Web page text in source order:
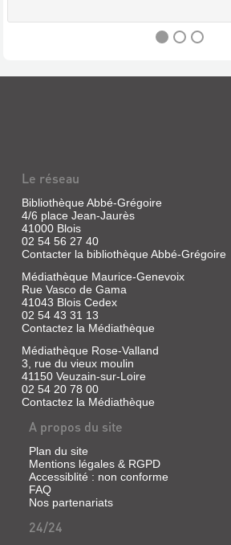
Verne,
Jules
Gallimard,
1986
junior
LES
MONDES
CONNUS
INCONNUS.
VOYAGES
ET
AVENTURES
DU
CAPITAINE
Le réseau
Bibliothèque Abbé-Grégoire
4/6 place Jean-Jaurès
41000 Blois
02 54 56 27 40
Contacter la bibliothèque Abbé-Grégoire
Médiathèque Maurice-Genevoix
Rue Vasco de Gama
41043 Blois Cedex
02 54 43 31 13
Contactez la Médiathèque
Médiathèque Rose-Valland
3, rue du vieux moulin
41150 Veuzain-sur-Loire
02 54 20 78 00
Contactez la Médiathèque
A propos du site
Plan du site
Mentions légales & RGPD
Accessiblité : non conforme
FAQ
Nos partenariats
24/24